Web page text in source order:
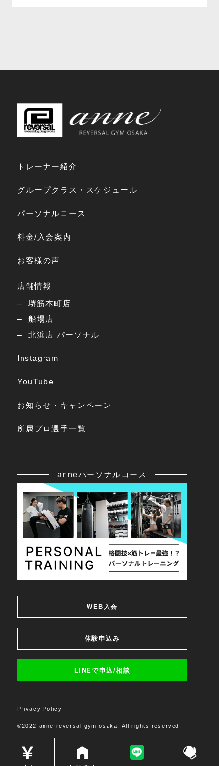
トレーナー紹介
グループクラス・スケジュール
パーソナルコース
料金/入会案内
お客様の声
店舗情報
堺筋本町店
船場店
北浜店 パーソナル
Instagram
YouTube
お知らせ・キャンペーン
所属プロ選手一覧
anneパーソナルコース
WEB入会
体験申込み
LINEで申込/相談
Privacy Policy
©2022 anne reversal gym osaka, All rights reserved.